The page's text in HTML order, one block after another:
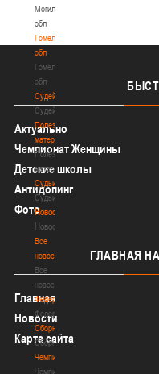
Могилевская
обл
Гомельская
обл
Гомельская
обл
Судейство
Судейство
Полезные
материалы
Полезные
материалы
Судьи
Судьи
Новости
Новости
Все
новости
Все
новости
Федерация
Федерация
Сборные
Сборные
Чемпионат
Чемпионат
Актуально
Чемпионат Женщины
Детские школы
Антидопинг
Фото
ГЛАВНАЯ
Главная
Новости
Карта сайта